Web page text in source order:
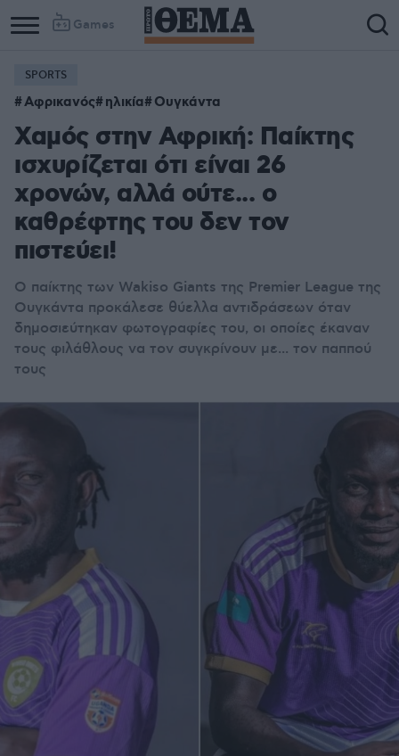
Games
SPORTS
Αφρικανός ηλικία Ουγκάντα
Χαμός στην Αφρική: Παίκτης
ισχυρίζεται ότι είναι 26
χρονών, αλλά ούτε... ο
καθρέφτης του δεν τον
πιστεύει!
Ο παίκτης των Wakiso Giants της Premier League της
Ουγκάντα προκάλεσε θύελλα αντιδράσεων όταν
δημοσιεύτηκαν φωτογραφίες του, οι οποίες έκαναν
τους φιλάθλους να τον συγκρίνουν με... τον παππού
τους